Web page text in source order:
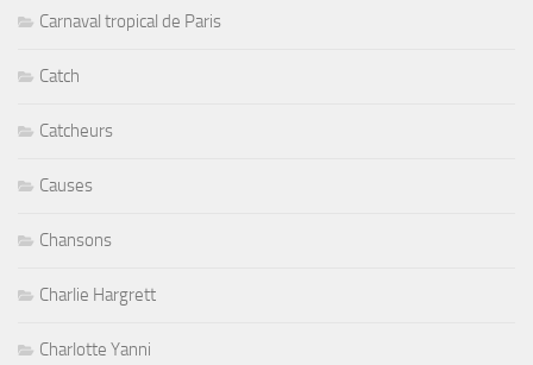
Carnaval tropical de Paris
Catch
Catcheurs
Causes
Chansons
Charlie Hargrett
Charlotte Yanni